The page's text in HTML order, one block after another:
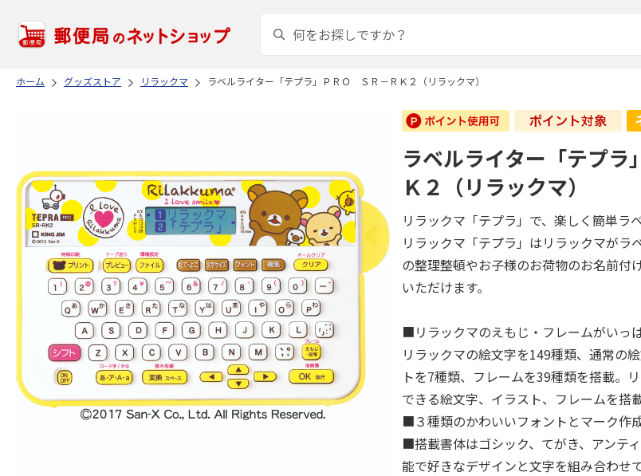
ホーム グッズストア リラックマ ラベルライター「テプラ」ＰＲＯ ＳＲ－ＲＫ２（リラックマ）
ラベルライター「テプ
Ｋ２（リラックマ）
リラックマ「テプラ」で、楽しく簡単ラ
リラックマ「テプラ」はリラックマがラ
の整理整頓やお子様のお荷物のお名前付
いただけます。
■リラックマのえもじ・フレームがいっ
リラックマの絵文字を149種類、通常の
トを7種類、フレームを39種類を搭載。
できる絵文字、イラスト、フレームを搭
■３種類のかわいいフォントとマーク作
■搭載書体はゴシック、てがき、アンテ
能で好きなデザインと文字を組み合わせ